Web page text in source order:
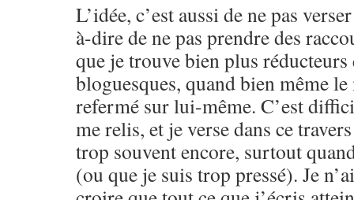
L’idée, c’est aussi de ne pas
à-dire de ne pas prendre des
que je trouve bien plus réducteurs
bloguesques, quand bien même
refermé sur lui-même. C’est
me relis, et je verse dans ce
trop souvent encore, surtout
(ou que je suis trop pressé). Je